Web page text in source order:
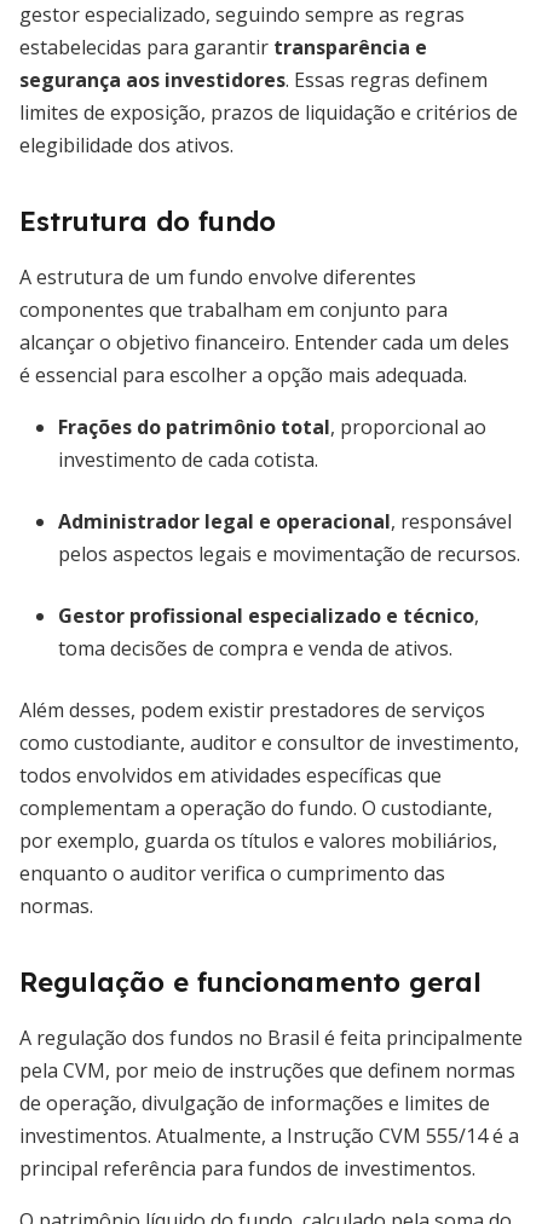
gestor especializado, seguindo sempre as regras
estabelecidas para garantir transparência e
segurança aos investidores. Essas regras definem
limites de exposição, prazos de liquidação e critérios de
elegibilidade dos ativos.
Estrutura do fundo
A estrutura de um fundo envolve diferentes
componentes que trabalham em conjunto para
alcançar o objetivo financeiro. Entender cada um deles
é essencial para escolher a opção mais adequada.
Frações do patrimônio total, proporcional ao
investimento de cada cotista.
Administrador legal e operacional, responsável
pelos aspectos legais e movimentação de recursos.
Gestor profissional especializado e técnico,
toma decisões de compra e venda de ativos.
Além desses, podem existir prestadores de serviços
como custodiante, auditor e consultor de investimento,
todos envolvidos em atividades específicas que
complementam a operação do fundo. O custodiante,
por exemplo, guarda os títulos e valores mobiliários,
enquanto o auditor verifica o cumprimento das
normas.
Regulação e funcionamento geral
A regulação dos fundos no Brasil é feita principalmente
pela CVM, por meio de instruções que definem normas
de operação, divulgação de informações e limites de
investimentos. Atualmente, a Instrução CVM 555/14 é a
principal referência para fundos de investimentos.